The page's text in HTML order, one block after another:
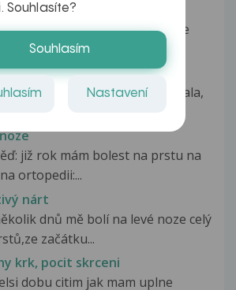
po autonehodě a naštěstí jsme
s lehkým zraněním,...
jsem Vám již jeden dotaz posílala,
a že...
již rok mám bolest na prstu na
ortopedii:...
nárt
dnů mě bolí na levé noze celý
začátku...
krk, pocit skrceni
dobu citim jak mam uplne
Souhlasíte?
Souhlasím
Nastavení